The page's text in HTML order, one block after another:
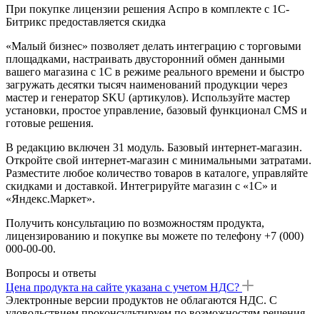
При покупке лицензии решения Аспро в комплекте с 1С-
Битрикс предоставляется скидка
«Малый бизнес» позволяет делать интеграцию с торговыми
площадками, настраивать двусторонний обмен данными
вашего магазина с 1С в режиме реального времени и быстро
загружать десятки тысяч наименований продукции через
мастер и генератор SKU (артикулов). Используйте мастер
установки, простое управление, базовый функционал CMS и
готовые решения.
В редакцию включен 31 модуль. Базовый интернет-магазин.
Откройте свой интернет-магазин с минимальными затратами.
Разместите любое количество товаров в каталоге, управляйте
скидками и доставкой. Интегрируйте магазин с «1С» и
«Яндекс.Маркет».
Получить консультацию по возможностям продукта,
лицензированию и покупке вы можете по телефону +7 (000)
000-00-00.
Вопросы и ответы
Цена продукта на сайте указана с учетом НДС?
Электронные версии продуктов не облагаются НДС. С